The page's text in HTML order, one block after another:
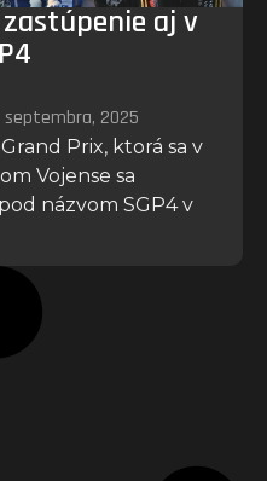
aj v
septembra, 2025
Prix, ktorá sa v
Vojense sa
názvom SGP4 v